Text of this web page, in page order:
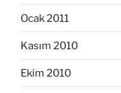
Ocak 2011
Kasım 2010
Ekim 2010